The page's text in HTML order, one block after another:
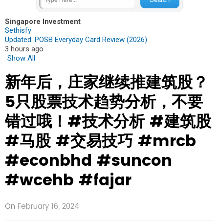
Singapore Investment
Sethisfy
Updated: POSB Everyday Card Review (2026)
3 hours ago
Show All
新年后，庄家继续推建筑股？
5只股票技术趋势分析，不要
错过哦！#技术分析 #建筑股
#马股 #交易技巧 #mrcb
#econbhd #suncon
#wcehb #fajar
On February 16, 2024